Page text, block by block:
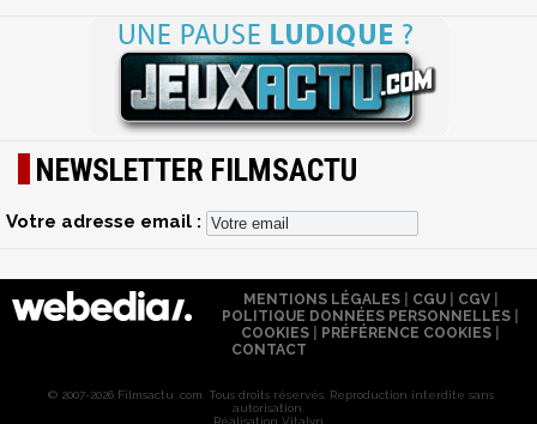
NEWSLETTER FILMSACTU
Votre adresse email :
MENTIONS LÉGALES| CGU| CGV|
POLITIQUE DONNÉES PERSONNELLES
COOKIES
PRÉFÉRENCE COOKIES
CONTACT
© 2007-2026 Filmsactu .com. Tous droits réservés. Reproduction interdite sans
autorisation.
Réalisation Vitalyn